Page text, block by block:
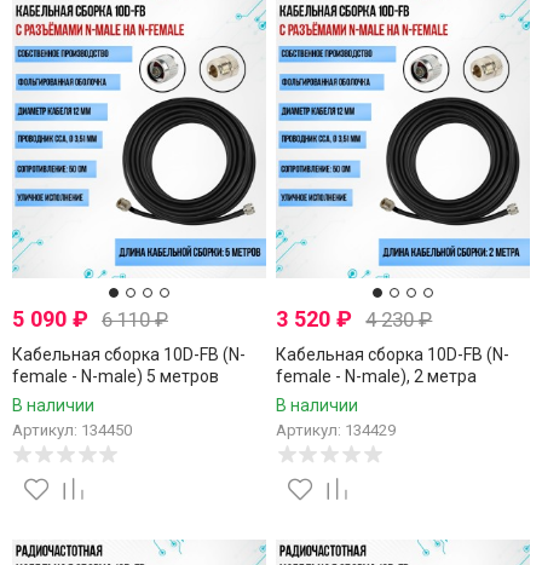
5 090 ₽ 6 110₽
Кабельная сборка 10D-FB (N-
female - N-male) 5 метров
В наличии
Артикул: 134450
3 520₽ 4 230₽
Кабельная сборка 10D-FB (N-
female - N-male), 2 метра
В наличии
Артикул: 134429